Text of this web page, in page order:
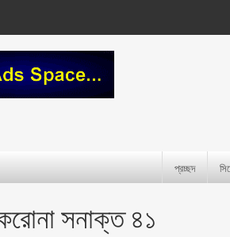
প্রচ্ছদ
সনাক্ত ৪১